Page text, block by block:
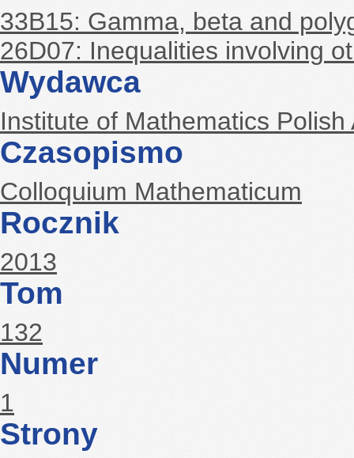
33B15: Gamma, beta and
26D07: Inequalities involving
Wydawca
Institute of Mathematics
Czasopismo
Colloquium Mathematicum
Rocznik
2013
Tom
132
Numer
1
Strony